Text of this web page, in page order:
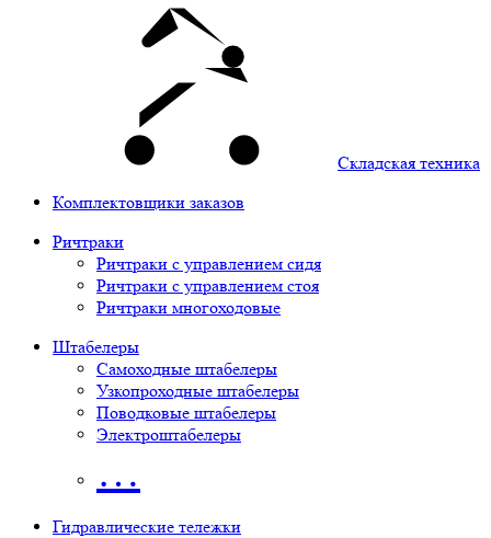
Складская техника
Комплектовщики заказов
Ричтраки
Ричтраки с управлением сидя
Ричтраки с управлением стоя
Ричтраки многоходовые
Штабелеры
Самоходные штабелеры
Узкопроходные штабелеры
Поводковые штабелеры
Электроштабелеры
…
Гидравлические тележки